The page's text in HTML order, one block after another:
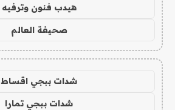
هيدب فنون وترفيه
صحيفة العالم
شدات ببجي اقساط
شدات ببجي تمارا